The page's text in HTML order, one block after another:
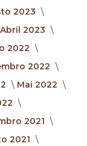
2023
Abril 2023
2022
2022
Mai 2022
2021
2021